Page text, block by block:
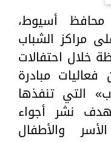
محافظ أسيوط،
مراكز الشباب
خلال احتفالات
مبادرة
التي تنفذها
نشر أجواء
والأطفال